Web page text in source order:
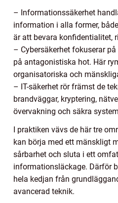
– Informationssäkerhet
information i alla former,
är att bevara konfidentialitet,
– Cybersäkerhet fokuserar
på antagonistiska hot. Här
organisatoriska och
– IT-säkerhet rör främst de
brandväggar, kryptering,
övervakning och säkra
I praktiken vävs de här tre
kan börja med ett mänskligt
sårbarhet och sluta i ett
informationsläckage. Därför
hela kedjan från
avancerad teknik.